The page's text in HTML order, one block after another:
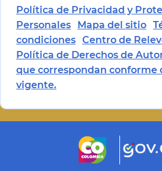
Política de Privacidad y
Personales
Mapa del sitio
condiciones Centro de
Política de Derechos de
que correspondan conforme
vigente.